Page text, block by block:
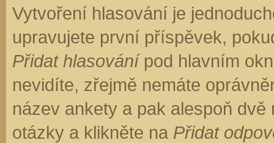
Vytvoření hlasování je
upravujete první příspěvek,
Přidat hlasovánípod hlavním
nevidíte, zřejmě nemáte
název ankety a pak alespoň
otázky a klikněte na Přidat